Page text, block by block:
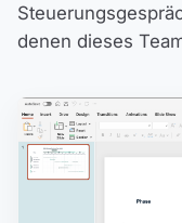
denen dieses